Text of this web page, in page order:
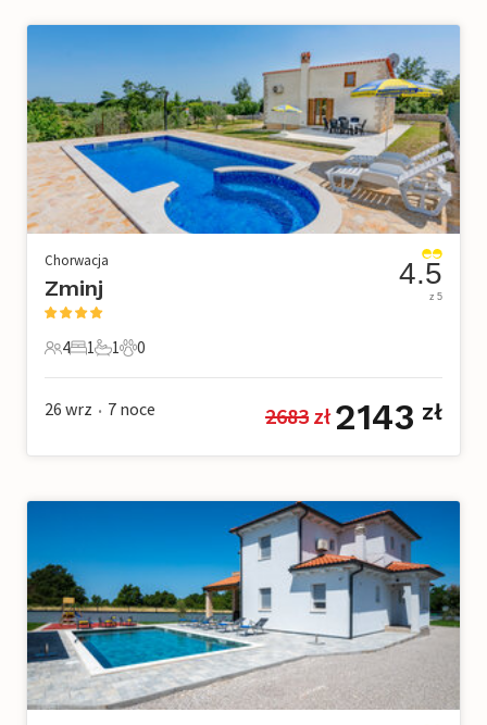
Chorwacja
Zminj
4 Goście
4
1 Sypialnia
1
1 Łazienka
1
0 Zwierzęta domowe
0
4.5
z 5
26 wrz • 7 noce 2683 zł 2143 zł